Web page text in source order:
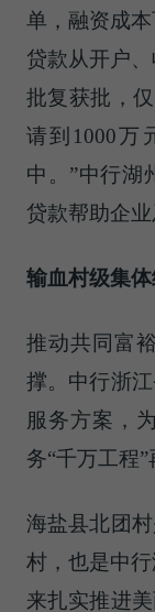
单，融资成
贷款从开户
批复获批，
请到1000万
中。”中行湖
贷款帮助企业
输血村级集
推动共同富
撑。中行浙
服务方案，
务“千万工程”
海盐县北团
村，也是中
来扎实推进